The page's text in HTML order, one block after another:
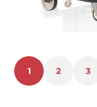
1 2 3